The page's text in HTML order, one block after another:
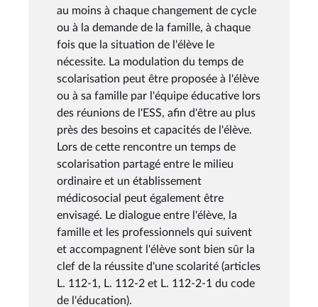
au moins à chaque changement de cycle
ou à la demande de la famille, à chaque
fois que la situation de l'élève le
nécessite. La modulation du temps de
scolarisation peut être proposée à l'élève
ou à sa famille par l'équipe éducative lors
des réunions de l'ESS, afin d'être au plus
près des besoins et capacités de l'élève.
Lors de cette rencontre un temps de
scolarisation partagé entre le milieu
ordinaire et un établissement
médicosocial peut également être
envisagé. Le dialogue entre l'élève, la
famille et les professionnels qui suivent
et accompagnent l'élève sont bien sûr la
clef de la réussite d'une scolarité (articles
L. 112-1, L. 112-2 et L. 112-2-1 du code
de l'éducation).